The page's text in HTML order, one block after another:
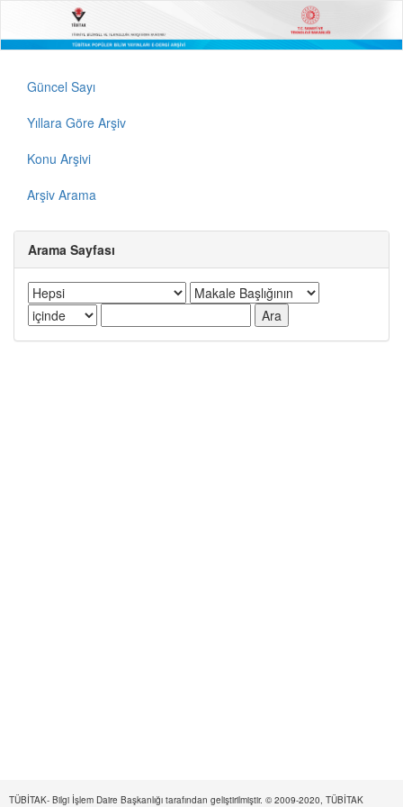
Güncel Sayı
Yıllara Göre Arşiv
Konu Arşivi
Arşiv Arama
Arama Sayfası
TÜBİTAK- Bilgi İşlem Daire Başkanlığı tarafından geliştirilmiştir. © 2009-2020, TÜBİTAK